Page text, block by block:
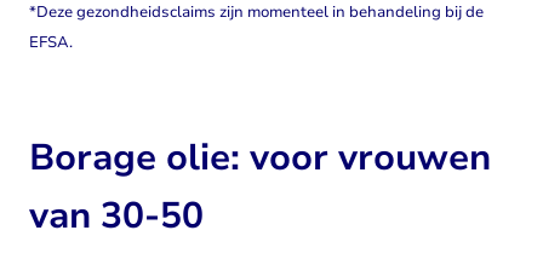
*Deze gezondheidsclaims zijn momenteel in behandeling bij de
EFSA.
Borage olie: voor vrouwen
van 30-50